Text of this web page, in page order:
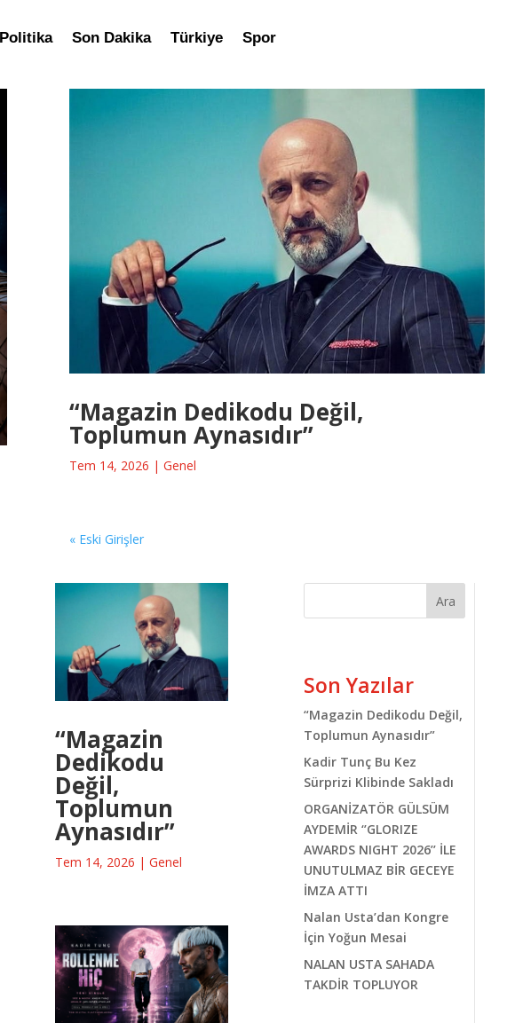
Politika Son Dakika Türkiye Spor
“Magazin Dedikodu Değil,
Toplumun Aynasıdır”
Tem 14, 2026 | Genel
« Eski Girişler
“Magazin
Dedikodu
Değil,
Toplumun
Aynasıdır”
Tem 14, 2026 |Genel
Ara
Son Yazılar
“Magazin Dedikodu Değil,
Toplumun Aynasıdır”
Kadir Tunç Bu Kez
Sürprizi Klibinde Sakladı
ORGANİZATÖR GÜLSÜM
AYDEMİR ‘’GLORIZE
AWARDS NIGHT 2026’’ İLE
UNUTULMAZ BİR GECEYE
İMZA ATTI
Nalan Usta’dan Kongre
İçin Yoğun Mesai
NALAN USTA SAHADA
TAKDİR TOPLUYOR